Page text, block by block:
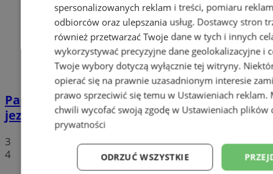
Paprocany: 23-letni mężczyzna utopił się w
jeziorze
3
4
spersonalizowanych reklam i treści, pomiaru
odbiorców oraz ulepszania usług. Dostawcy stron
również przetwarzać Twoje dane w tych i innych
wykorzystywać precyzyjne dane geolokalizacyjne i
Twoje wybory dotyczą wyłącznie tej witryny.
opierać się na prawnie uzasadnionym interesie
prawo sprzeciwić się temu w Ustawieniach reklam.
chwili wycofać swoją zgodę w Ustawieniach plików
prywatności
ODRZUĆ WSZYSTKIE